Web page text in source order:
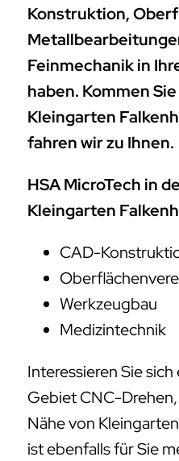
Konstruktion,
Feinmechanik in
haben. Kommen Sie
Kleingarten
fahren wir zu Ihnen.
HSA MicroTech in
Kleingarten
CAD-
Werkzeugbau
Medizintechnik
Interessieren Sie
Gebiet CNC-
Nähe von
ist ebenfalls für Sie